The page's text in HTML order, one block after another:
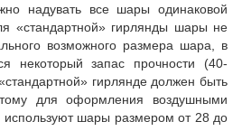
надувать все шары одинаковой
«стандартной» гирлянды шары не
возможного размера шара, в
некоторый запас прочности (40-
гирлянде должен быть
для оформления воздушными
шары размером от 28 до